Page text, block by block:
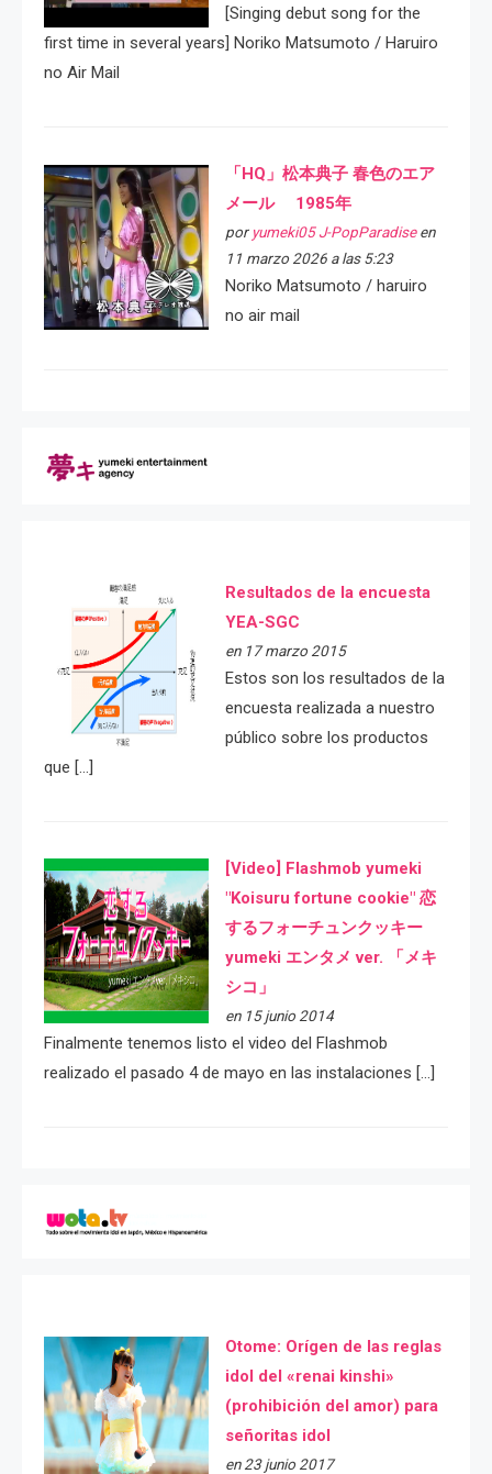
[Singing debut song for the
first time in several years] Noriko Matsumoto / Haruiro
no Air Mail
「HQ」松本典子 春色のエア
メール 1985年
por yumeki05 J-PopParadiseen
11 marzo 2026 a las 5:23
Noriko Matsumoto / haruiro
no air mail
Resultados de la encuesta
YEA-SGC
en 17 marzo 2015
Estos son los resultados de la
encuesta realizada a nuestro
público sobre los productos
que […]
[Video] Flashmob yumeki
"Koisuru fortune cookie" 恋
するフォーチュンクッキー
yumeki エンタメ ver. 「メキ
シコ」
en 15 junio 2014
Finalmente tenemos listo el video del Flashmob
realizado el pasado 4 de mayo en las instalaciones […]
Otome: Orígen de las reglas
idol del «renai kinshi»
(prohibición del amor) para
señoritas idol
en 23 junio 2017